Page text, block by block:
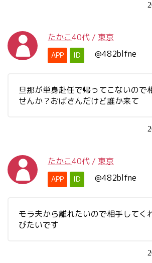
たかこ40代 / 東京
APP ID @482blfne
旦那が単身赴任で帰ってこないので
せんか？おばさんだけど誰か来て
たかこ40代 / 東京
APP ID @482blfne
モラ夫から離れたいので相手してく
びたいです